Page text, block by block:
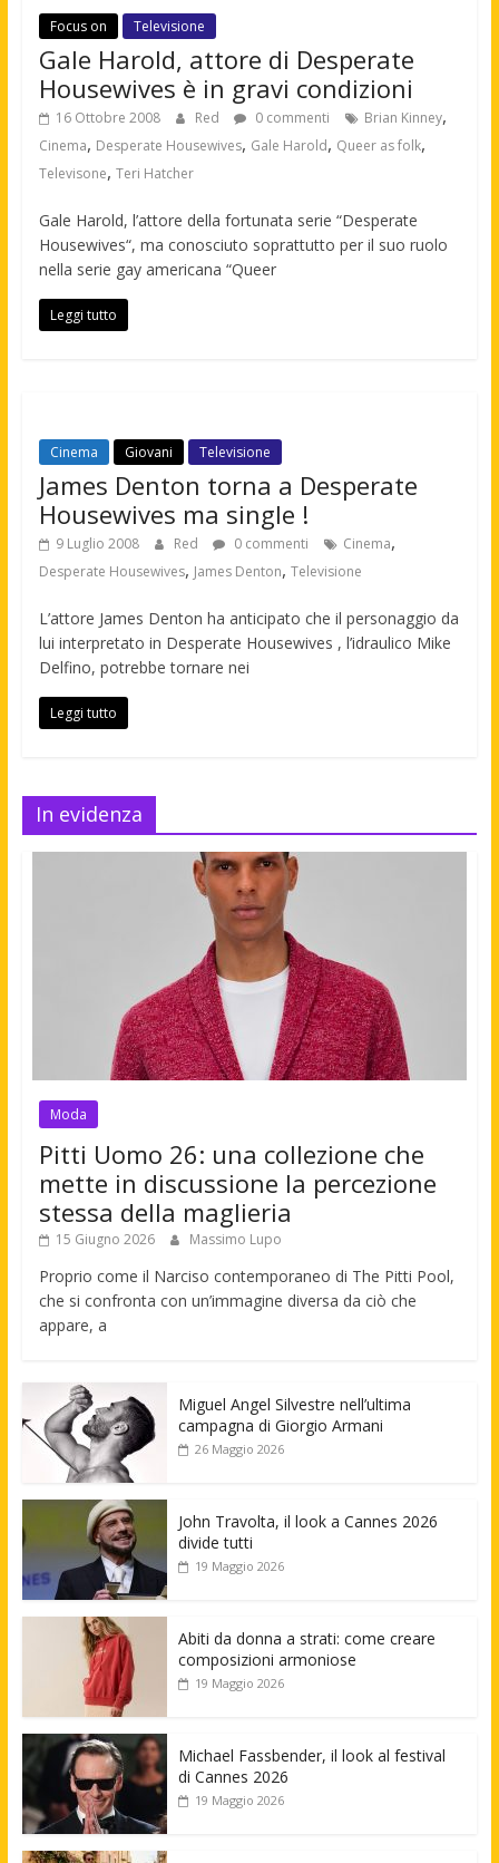
Focus on Televisione
Gale Harold, attore di Desperate
Housewives è in gravi condizioni
16 Ottobre 2008 Red 0 commenti Brian Kinney,
Cinema, Desperate Housewives, Gale Harold, Queer as folk,
Televisone, Teri Hatcher
Gale Harold, l’attore della fortunata serie “Desperate
Housewives“, ma conosciuto soprattutto per il suo ruolo
nella serie gay americana “Queer
Leggi tutto
Cinema Giovani Televisione
James Denton torna a Desperate
Housewives ma single !
9 Luglio 2008 Red 0 commenti Cinema,
Desperate Housewives, James Denton, Televisione
L’attore James Denton ha anticipato che il personaggio da
lui interpretato in Desperate Housewives , l’idraulico Mike
Delfino, potrebbe tornare nei
Leggi tutto
In evidenza
Moda
Pitti Uomo 26: una collezione che
mette in discussione la percezione
stessa della maglieria
15 Giugno 2026 Massimo Lupo
Proprio come il Narciso contemporaneo di The Pitti Pool,
che si confronta con un’immagine diversa da ciò che
appare, a
Miguel Angel Silvestre nell’ultima
campagna di Giorgio Armani
26 Maggio 2026
John Travolta, il look a Cannes 2026
divide tutti
19 Maggio 2026
Abiti da donna a strati: come creare
composizioni armoniose
19 Maggio 2026
Michael Fassbender, il look al festival
di Cannes 2026
19 Maggio 2026